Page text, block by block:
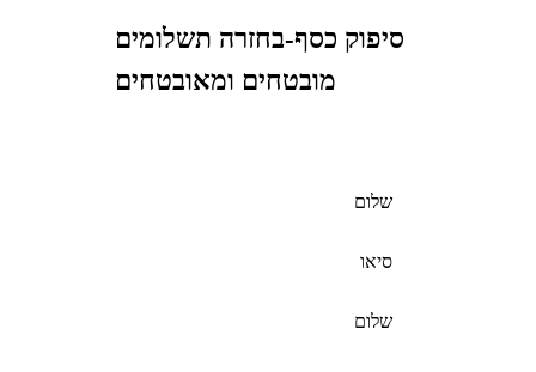
סיפוק כסף-בחזרה תשלומים
מובטחים ומאובטחים
שלום
סיאו
שלום